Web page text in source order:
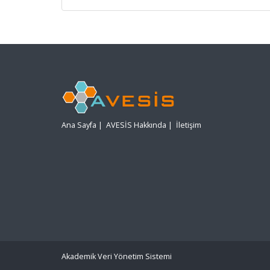
Ana Sayfa | AVESİS Hakkında | İletişim
Akademik Veri Yönetim Sistemi